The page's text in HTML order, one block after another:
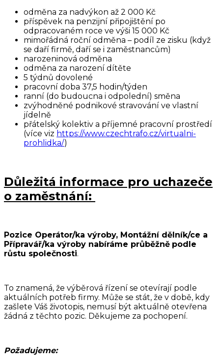
odměna za nadvýkon až 2 000 Kč
příspěvek na penzijní připojištění po
odpracovaném roce ve výši 15 000 Kč
mimořádná roční odměna – podíl ze zisku (když
se daří firmě, daří se i zaměstnancům)
narozeninová odměna
odměna za narození dítěte
5 týdnů dovolené
pracovní doba 37,5 hodin/týden
ranní (do budoucna i odpolední) směna
zvýhodněné podnikové stravování ve vlastní
jídelně
přátelský kolektiv a příjemné pracovní prostředí
(více viz https://www.czechtrafo.cz/virtualni-
prohlidka/)
Důležitá informace pro uchazeče
o zaměstnání:
Pozice Operátor/ka výroby, Montážní dělník/ce a
Přípravář/ka výroby nabíráme průběžně podle
růstu společnosti.
To znamená, že výběrová řízení se otevírají podle
aktuálních potřeb firmy. Může se stát, že v době, kdy
zašlete Váš životopis, nemusí být aktuálně otevřena
žádná z těchto pozic. Děkujeme za pochopení.
Požadujeme: